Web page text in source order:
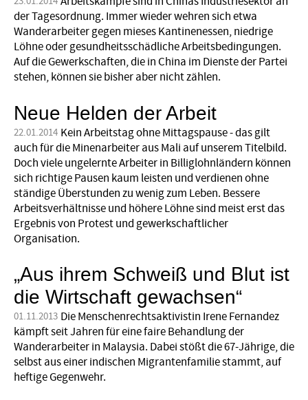
der Tagesordnung. Immer wieder wehren sich etwa
Wanderarbeiter gegen mieses Kantinenessen, niedrige
Löhne oder gesundheitsschädliche Arbeitsbedingungen.
Auf die Gewerkschaften, die in China im Dienste der Partei
stehen, können sie bisher aber nicht zählen.
Neue Helden der Arbeit
22.01.2014 Kein Arbeitstag ohne Mittagspause - das gilt
auch für die Minenarbeiter aus Mali auf unserem Titelbild.
Doch viele ungelernte Arbeiter in Billiglohnländern können
sich richtige Pausen kaum leisten und verdienen ohne
ständige Überstunden zu wenig zum Leben. Bessere
Arbeitsverhältnisse und höhere Löhne sind meist erst das
Ergebnis von Protest und gewerkschaftlicher
Organisation.
„Aus ihrem Schweiß und Blut ist
die Wirtschaft gewachsen“
01.11.2013 Die Menschenrechtsaktivistin Irene Fernandez
kämpft seit Jahren für eine faire Behandlung der
Wanderarbeiter in Malaysia. Dabei stößt die 67-Jährige, die
selbst aus einer indischen Migrantenfamilie stammt, auf
heftige Gegenwehr.